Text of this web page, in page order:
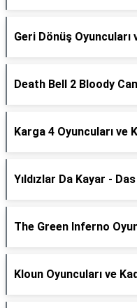
Geri Dönüş Oyuncuları
Death Bell 2 Bloody
Karga 4 Oyuncuları ve
Yıldızlar Da Kayar -
The Green Inferno
Kloun Oyuncuları ve